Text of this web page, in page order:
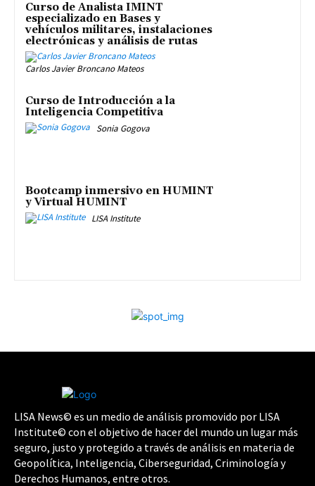
Curso de Analista IMINT
especializado en Bases y
vehículos militares, instalaciones
electrónicas y análisis de rutas
Carlos Javier Broncano Mateos
Curso de Introducción a la
Inteligencia Competitiva
Sonia Gogova
Bootcamp inmersivo en HUMINT
y Virtual HUMINT
LISA Institute
LISA News© es un medio de análisis promovido por LISA
Institute© con el objetivo de hacer del mundo un lugar más
seguro, justo y protegido a través de análisis en materia de
Geopolítica, Inteligencia, Ciberseguridad, Criminología y
Derechos Humanos, entre otros.